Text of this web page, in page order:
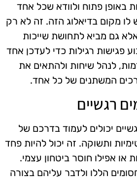
באופן פתוח ולוודא שכל אחד
לו מקום בדיאלוג הזה. זה לא רק
גם מביא לתחושת שייכות
פגישות רגילות כדי לעדכן אחד
לנהל שיחות ולהתאים את
המשתנים של כל אחד.
רגשיים
יכולים לעמוד בדרכם של
ותשוקה. זה יכול להיות פחד
או אפילו חוסר ביטחון עצמי.
הללו ולדבר עליהם בצורה